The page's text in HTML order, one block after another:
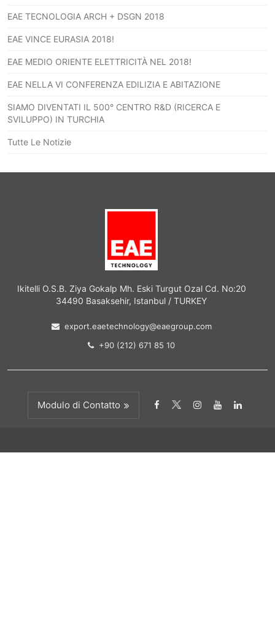
EAE TECNOLOGIA ARCH + DSGN 2018
EAE VINCE EURASIA 2018!
EAE MEDIO ORIENTE ELETTRICITÀ NEL 2018!
EAE NELLA VI CONFERENZA EDILIZIA E ABITAZIONE
SIAMO DIVENTATI IL 500° CENTRO R&D (RICERCA E
SVILUPPO) IN TURCHIA
Tutte Le Notizie
Ikitelli O.S.B. Ziya Gokalp Mh. Eski Turgut Ozal Cd. No:20
34490 Basaksehir, Istanbul / TURKEY
export.eaetechnology@eaegroup.com
+90 (212) 671 85 10
Modulo di Contatto